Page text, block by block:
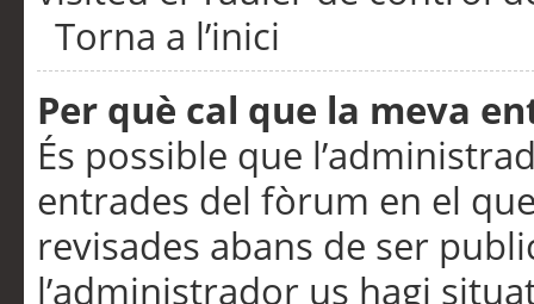
Torna a l’inici
Per què cal que la meva
És possible que
entrades del fòrum en el
revisades abans de ser
l’administrador us hagi